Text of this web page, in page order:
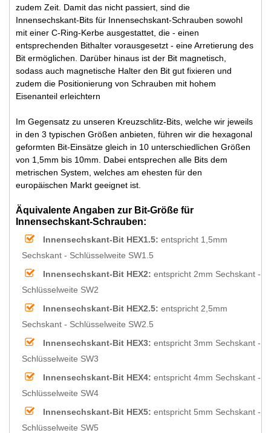
zudem Zeit. Damit das nicht passiert, sind die
Innensechskant-Bits für Innensechskant-Schrauben sowohl
mit einer C-Ring-Kerbe ausgestattet, die - einen
entsprechenden Bithalter vorausgesetzt - eine Arretierung des
Bit ermöglichen. Darüber hinaus ist der Bit magnetisch,
sodass auch magnetische Halter den Bit gut fixieren und
zudem die Positionierung von Schrauben mit hohem
Eisenanteil erleichtern
Im Gegensatz zu unseren Kreuzschlitz-Bits, welche wir jeweils
in den 3 typischen Größen anbieten, führen wir die hexagonal
geformten Bit-Einsätze gleich in 10 unterschiedlichen Größen
von 1,5mm bis 10mm. Dabei entsprechen alle Bits dem
metrischen System, welches am ehesten für den
europäischen Markt geeignet ist.
Äquivalente Angaben zur Bit-Größe für
Innensechskant-Schrauben:
Innensechskant-Bit HEX1.5: entspricht 1,5mm
Sechskant - Schlüsselweite SW1.5
Innensechskant-Bit HEX2: entspricht 2mm Sechskant -
Schlüsselweite SW2
Innensechskant-Bit HEX2.5: entspricht 2,5mm
Sechskant - Schlüsselweite SW2.5
Innensechskant-Bit HEX3: entspricht 3mm Sechskant -
Schlüsselweite SW3
Innensechskant-Bit HEX4: entspricht 4mm Sechskant -
Schlüsselweite SW4
Innensechskant-Bit HEX5: entspricht 5mm Sechskant -
Schlüsselweite SW5